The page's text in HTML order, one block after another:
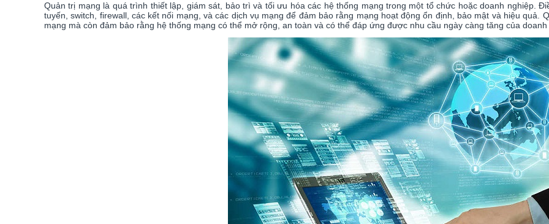
Quản trị mạng là quá trình thiết lập, giám sát, bảo trì và tối ưu hóa các hệ thống mạng trong một tổ chức hoặc doanh nghiệp.
tuyến, switch, firewall, các kết nối mạng, và các dịch vụ mạng để đảm bảo rằng mạng hoạt động ổn định, bảo mật và hiệu quả.
mạng mà còn đảm bảo rằng hệ thống mạng có thể mở rộng, an toàn và có thể đáp ứng được nhu cầu ngày càng tăng của